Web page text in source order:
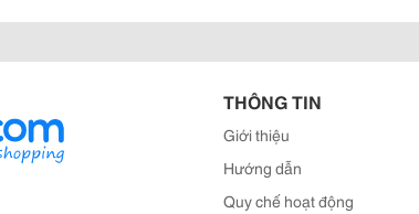
THÔNG TIN
Giới thiệu
Hướng dẫn
Quy chế hoạt động